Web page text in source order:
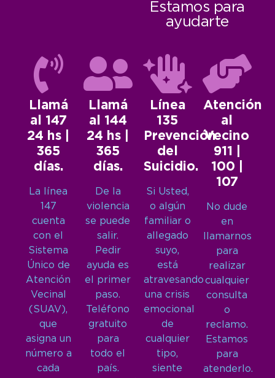
Estamos para
ayudarte
Llamá
al 147
24 hs |
365
días.
La línea
147
cuenta
con el
Sistema
Único de
Atención
Vecinal
(SUAV),
que
asigna un
número a
cada
Llamá
al 144
24 hs |
365
días.
De la
violencia
se puede
salir.
Pedir
ayuda es
el primer
paso.
Teléfono
gratuito
para
todo el
país.
Línea
135
Prevención
del
Suicidio.
Si Usted,
o algún
familiar o
allegado
suyo,
está
atravesando
una crisis
emocional
de
cualquier
tipo,
siente
Atención
al
Vecino
911 |
100 |
107
No dude
en
llamarnos
para
realizar
cualquier
consulta
o
reclamo.
Estamos
para
atenderlo.